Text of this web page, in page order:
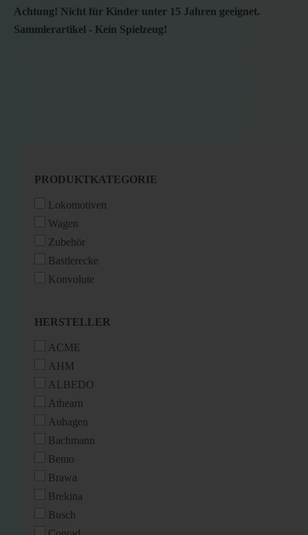
Achtung! Nicht für Kinder unter 15 Jahren geeignet.
Sammlerartikel - Kein Spielzeug!
PRODUKTKATEGORIE
PRODUKTKATEGORIE
Lokomotiven
Wagen
Zubehör
Bastlerecke
Konvolute
HERSTELLER
HERSTELLER
ACME
AHM
ALBEDO
Athearn
Auhagen
Bachmann
Bemo
Brawa
Brekina
Busch